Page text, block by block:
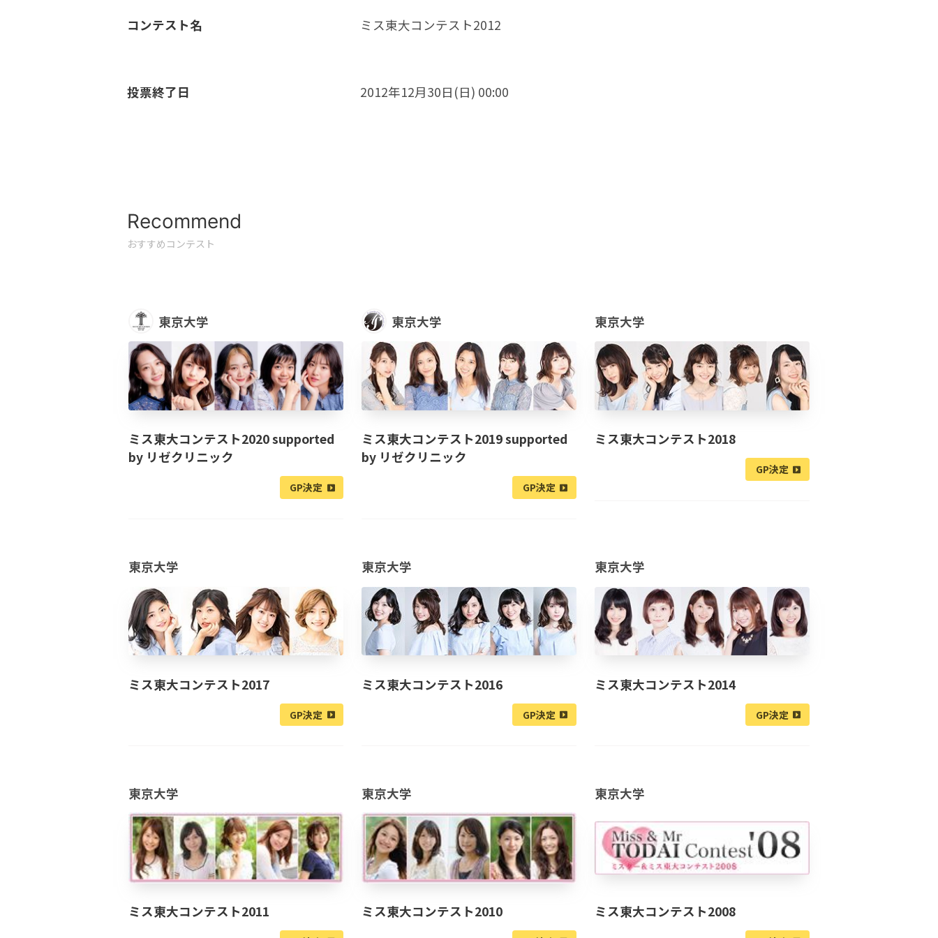
コンテスト名 ミス東大コンテスト2012
投票終了日 2012年12月30日(日) 00:00
Recommend
おすすめコンテスト
東京大学
ミス東大コンテスト2020 supported
by リゼクリニック
GP決定
東京大学
ミス東大コンテスト2019 supported
by リゼクリニック
GP決定
東京大学
ミス東大コンテスト2018
GP決定
東京大学
ミス東大コンテスト2017
GP決定
東京大学
ミス東大コンテスト2016
GP決定
東京大学
ミス東大コンテスト2014
GP決定
東京大学
ミス東大コンテスト2011
東京大学
ミス東大コンテスト2010
東京大学
ミス東大コンテスト2008